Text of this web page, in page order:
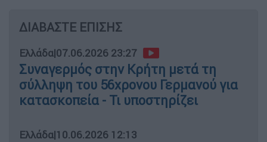
ΔΙΑΒΑΣΤΕ ΕΠΙΣΗΣ
Ελλάδα|07.06.2026 23:27
Συναγερμός στην Κρήτη μετά τη
σύλληψη του 56χρονου Γερμανού για
κατασκοπεία - Τι υποστηρίζει
Ελλάδα|10.06.2026 12:13